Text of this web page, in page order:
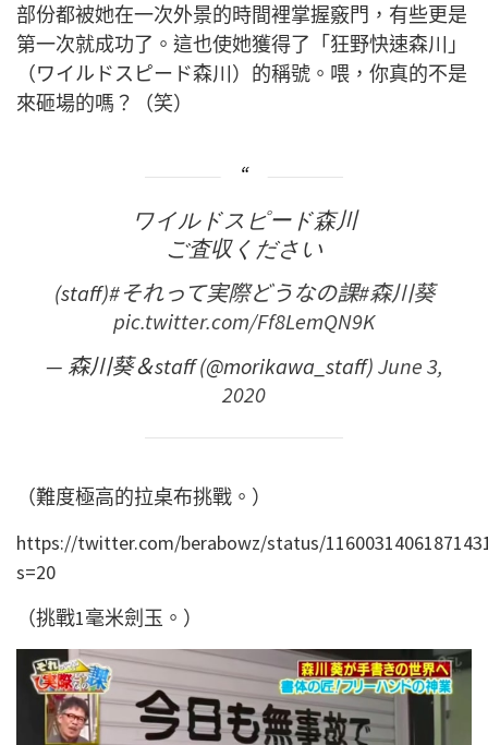
部份都被她在一次外景的時間裡掌握竅門，有些更是
第一次就成功了。這也使她獲得了「狂野快速森川」
（ワイルドスピード森川）的稱號。喂，你真的不是
來砸場的嗎？（笑）
ワイルドスピード森川
ご査収ください
(staff)#それって実際どうなの課#森川葵
pic.twitter.com/Ff8LemQN9K
— 森川葵＆staff (@morikawa_staff)June 3,
2020
（難度極高的拉桌布挑戰。）
https://twitter.com/berabowz/status/
s=20
（挑戰1毫米劍玉。）